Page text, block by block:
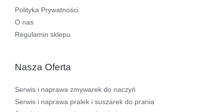
Polityka Prywatności
O nas
Regulamin sklepu
Nasza Oferta
Serwis i naprawa zmywarek do naczyń
Serwis i naprawa pralek i suszarek do prania